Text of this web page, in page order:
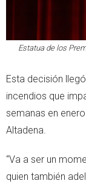
Estatua de los
Esta decisión
incendios que
semanas en
Altadena.
“Va a ser un
quien también